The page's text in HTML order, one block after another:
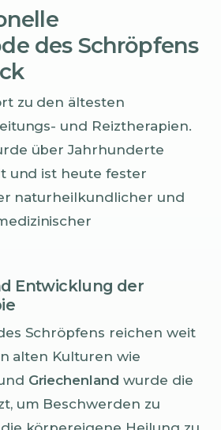
des Schröpfens
zu den ältesten
und Reiztherapien.
über Jahrhunderte
und ist heute fester
naturheilkundlicher und
Entwicklung der
Schröpfens reichen weit
alten Kulturen wie
Griechenland wurde die
um Beschwerden zu